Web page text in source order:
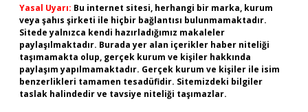
Yasal Uyarı: Bu internet sitesi, herhangi bir marka, kurum
veya şahıs şirketi ile hiçbir bağlantısı bulunmamaktadır.
Sitede yalnızca kendi hazırladığımız makaleler
paylaşılmaktadır. Burada yer alan içerikler haber niteliği
taşımamakta olup, gerçek kurum ve kişiler hakkında
paylaşım yapılmamaktadır. Gerçek kurum ve kişiler ile isim
benzerlikleri tamamen tesadüfidir. Sitemizdeki bilgiler
taslak halindedir ve tavsiye niteliği taşımazlar.